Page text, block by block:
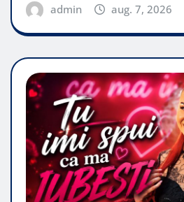
admin aug. 7, 2026